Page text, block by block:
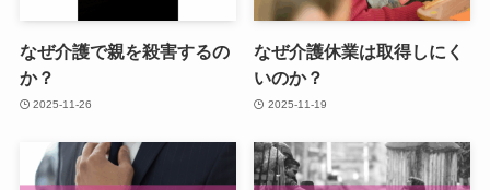
なぜ介護で親を殺害するの
か？
2025-11-26
なぜ介護休業は取得しにく
いのか？
2025-11-19